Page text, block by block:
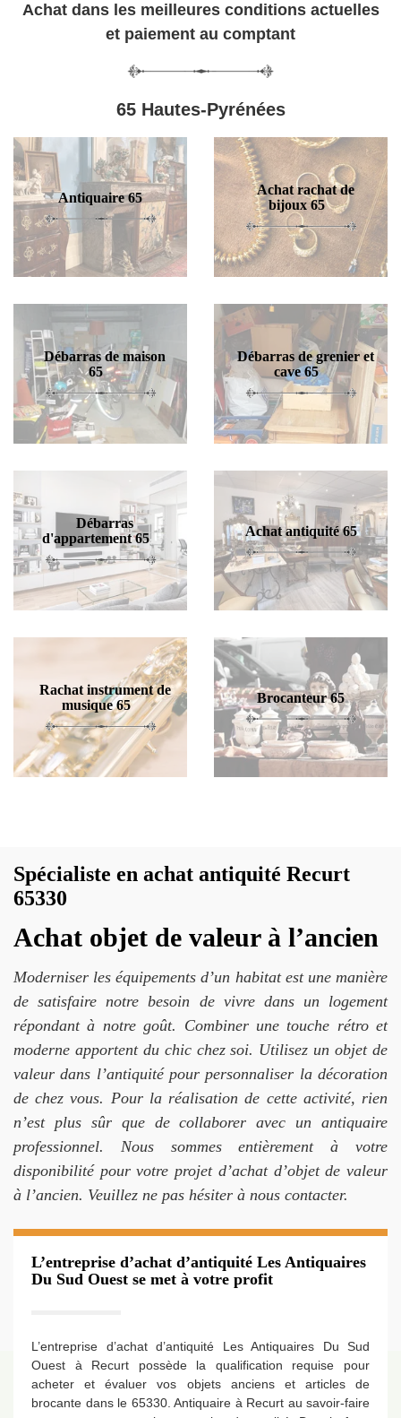
Achat dans les meilleures conditions actuelles
et paiement au comptant
65 Hautes-Pyrénées
Antiquaire 65
Achat rachat de
bijoux 65
Débarras de maison
65
Débarras de grenier et
cave 65
Débarras
d'appartement 65
Achat antiquité 65
Rachat instrument de
musique 65
Brocanteur 65
Spécialiste en achat antiquité Recurt
65330
Achat objet de valeur à l’ancien
Moderniser les équipements d’un habitat est une manière
de satisfaire notre besoin de vivre dans un logement
répondant à notre goût. Combiner une touche rétro et
moderne apportent du chic chez soi. Utilisez un objet de
valeur dans l’antiquité pour personnaliser la décoration
de chez vous. Pour la réalisation de cette activité, rien
n’est plus sûr que de collaborer avec un antiquaire
professionnel. Nous sommes entièrement à votre
disponibilité pour votre projet d’achat d’objet de valeur
à l’ancien. Veuillez ne pas hésiter à nous contacter.
L’entreprise d’achat d’antiquité Les Antiquaires
Du Sud Ouest se met à votre profit
L’entreprise d’achat d’antiquité Les Antiquaires Du Sud
Ouest à Recurt possède la qualification requise pour
acheter et évaluer vos objets anciens et articles de
brocante dans le 65330. Antiquaire à Recurt au savoir-faire